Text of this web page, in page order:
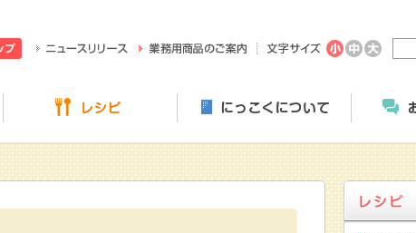
ニュースリリース
業務用商品のご案内
レシピ にっこく